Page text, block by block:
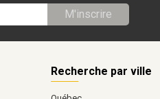
M'inscrire
Recherche par ville